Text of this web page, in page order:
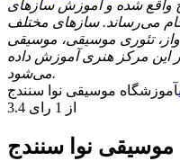
واقع شده و آموزش سازهای
می‌رساند. سازهای مختلف
تئوری موسیقی، موسیقی
مرکز هنری آموزش داده
می‌شود.
آموزشگاه موسیقی نوا سنندج
3.4 از 1 رای
موسیقی نوا سنندج